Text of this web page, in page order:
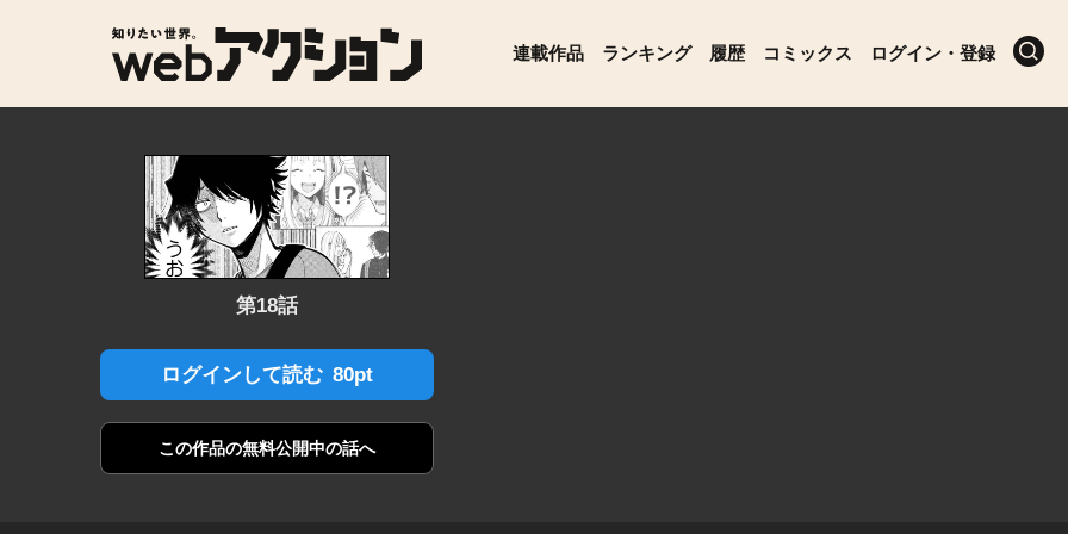
連載作品 ランキング 履歴 コミックス ログイン・登録
第18話
ログインして読む 80pt
この作品の無料公開中の話へ